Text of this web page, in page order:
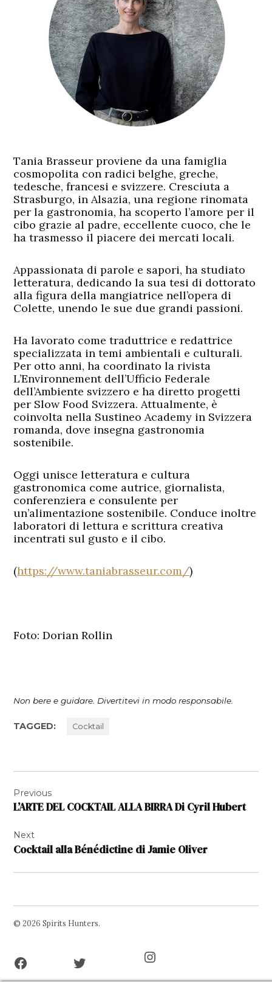
Tania Brasseur proviene da una famiglia
cosmopolita con radici belghe, greche,
tedesche, francesi e svizzere. Cresciuta a
Strasburgo, in Alsazia, una regione rinomata
per la gastronomia, ha scoperto l’amore per il
cibo grazie al padre, eccellente cuoco, che le
ha trasmesso il piacere dei mercati locali.
Appassionata di parole e sapori, ha studiato
letteratura, dedicando la sua tesi di dottorato
alla figura della mangiatrice nell’opera di
Colette, unendo le sue due grandi passioni.
Ha lavorato come traduttrice e redattrice
specializzata in temi ambientali e culturali.
Per otto anni, ha coordinato la rivista
L’Environnement dell’Ufficio Federale
dell’Ambiente svizzero e ha diretto progetti
per Slow Food Svizzera. Attualmente, è
coinvolta nella Sustineo Academy in Svizzera
romanda, dove insegna gastronomia
sostenibile.
Oggi unisce letteratura e cultura
gastronomica come autrice, giornalista,
conferenziera e consulente per
un’alimentazione sostenibile. Conduce inoltre
laboratori di lettura e scrittura creativa
incentrati sul gusto e il cibo.
(https://www.taniabrasseur.com/)
Foto: Dorian Rollin
Non bere e guidare. Divertitevi in modo responsabile.
TAGGED: Cocktail
articoli
Previous
L’ARTE DEL COCKTAIL ALLA BIRRA Di Cyril Hubert
Next
Cocktail alla Bénédictine di Jamie Oliver
© 2026 Spirits Hunters.